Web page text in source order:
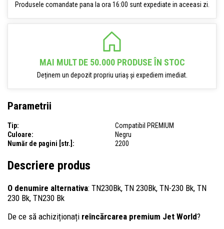
Produsele comandate pana la ora 16:00 sunt expediate in aceeasi zi.
MAI MULT DE 50.000 PRODUSE ÎN STOC
Deținem un depozit propriu uriaș și expediem imediat.
Parametrii
Tip:
Compatibil PREMIUM
Culoare:
Negru
Număr de pagini [str.]:
2200
Descriere produs
O denumire alternativa: TN230Bk, TN 230Bk, TN-230 Bk, TN
230 Bk, TN230 Bk
De ce să achiziționați reîncărcarea premium Jet World?